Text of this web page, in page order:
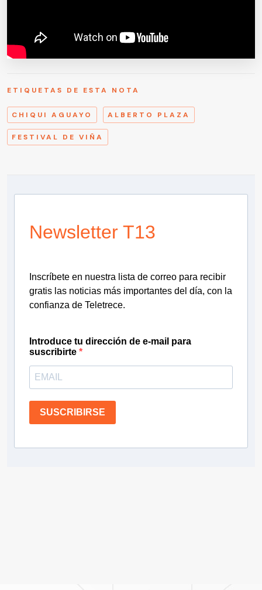
ETIQUETAS DE ESTA NOTA
CHIQUI AGUAYO ALBERTO PLAZA
FESTIVAL DE VIÑA
Newsletter T13
Inscríbete en nuestra lista de correo para recibir
gratis las noticias más importantes del día, con la
confianza de Teletrece.
Introduce tu dirección de e-mail para
suscribirte
SUSCRIBIRSE